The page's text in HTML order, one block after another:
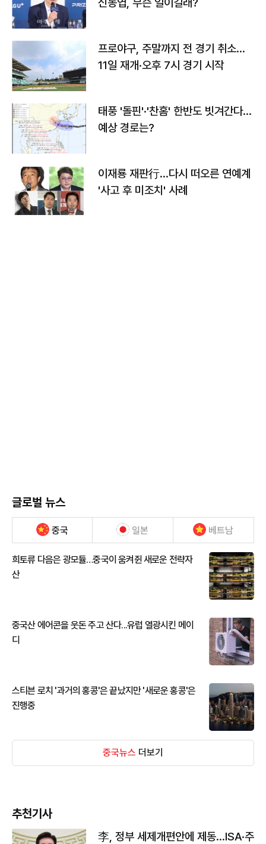
프로야구, 주말까지 전 경기 취소…
11일 재개·오후 7시 경기 시작
태풍 '돌핀'·'찬홈' 한반도 빗겨간다…
예상 경로는?
이재룡 재판行…다시 떠오른 연예계
'사고 후 미조치' 사례
글로벌 뉴스
중국 일본 베트남
희토류 다음은 광모듈…중국이 움켜쥔 새로운 전략자
산
중국산 에어콘을 웃돈 주고 산다...유럽 열광시킨 메이
디
스티븐 로치 '과거의 홍콩'은 끝났지만 '새로운 홍콩'은
진행중
중국뉴스 더보기
추천기사
李, 정부 세제개편안에 제동…ISA·주